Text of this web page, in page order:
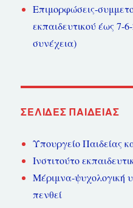
Επιμορφώσεις-
εκπαιδευτικού έως 7-
συνέχεια)
ΣΕΛΊΔΕΣ ΠΑΙΔΕΊΑΣ
Υπουργείο Παιδείας
Ινστιτούτο
Μέριμνα-ψυχολογική
πενθεί